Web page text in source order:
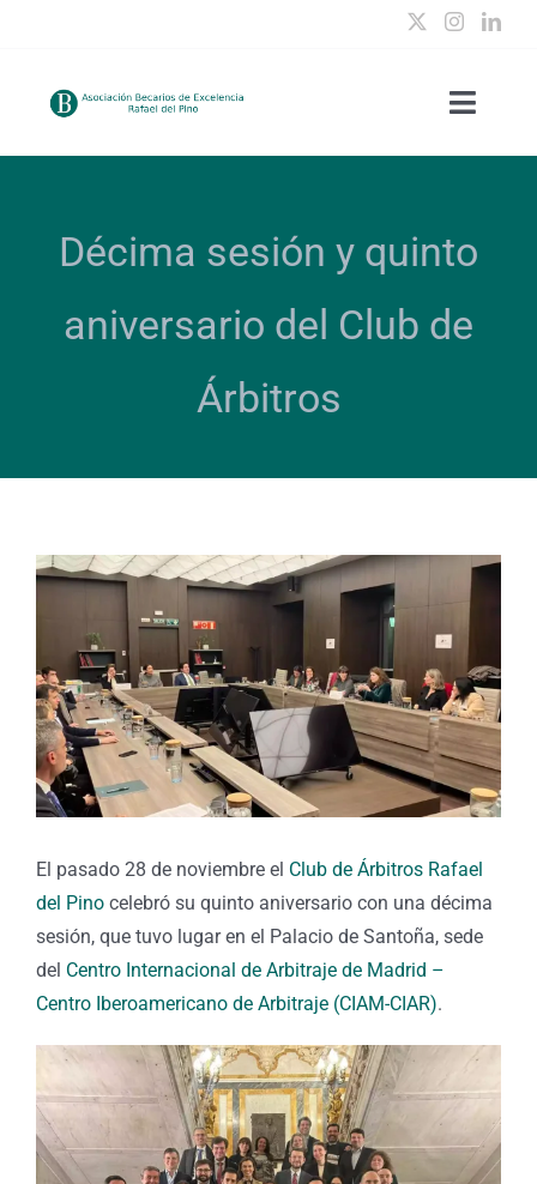
Toggle
Clubes temáticos
Actividades
Décima sesión y quinto
aniversario del Club de
Árbitros
El pasado 28 de noviembre el Club de Árbitros Rafael
del Pino celebró su quinto aniversario con una décima
sesión, que tuvo lugar en el Palacio de Santoña, sede
del Centro Internacional de Arbitraje de Madrid –
Centro Iberoamericano de Arbitraje (CIAM-CIAR).